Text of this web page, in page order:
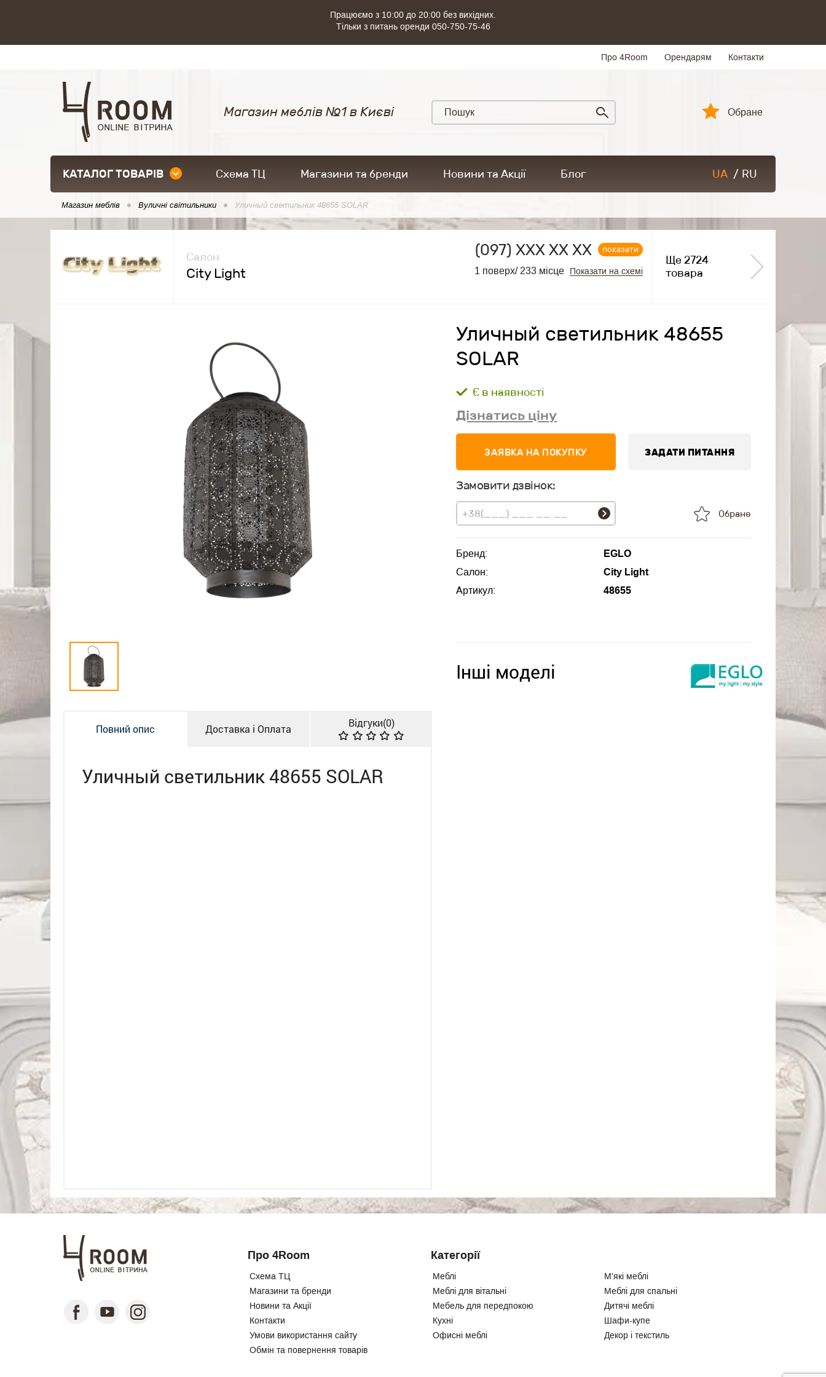
Працюємо з 10:00 до 20:00 без вихідних.
Тільки з питань оренди 050-750-75-46
Про 4Room Орендарям Контакти
Магазин меблів №1 в Києві Обране
КАТАЛОГ ТОВАРІВ Схема ТЦ Магазини та бренди Новини та Акції Блог UA / RU
Магазин меблів Вуличні світильники Уличный светильник 48655 SOLAR
Салон
City Light
(097) ХХХ ХХ ХХ показати
1 поверх/ 233 місце Показати на схемі
Ще 2724
товара
Повний опис Доставка і Оплата Відгуки(0)
Уличный светильник 48655 SOLAR
Уличный светильник 48655
SOLAR
Є в наявності
Дізнатись ціну
ЗАЯВКА НА ПОКУПКУ ЗАДАТИ ПИТАННЯ
Замовити дзвінок:
Обране
Бренд:
EGLO
Салон:
City Light
Артикул:
48655
Інші моделі
Про 4Room
Схема ТЦ
Магазини та бренди
Новини та Акції
Контакти
Умови використання сайту
Обмін та повернення товарів
Категорії
Меблі
М'які меблі
Меблі для вітальні
Меблі для спальні
Мебель для передпокою
Дитячі меблі
Кухні
Шафи-купе
Офисні меблі
Декор і текстиль